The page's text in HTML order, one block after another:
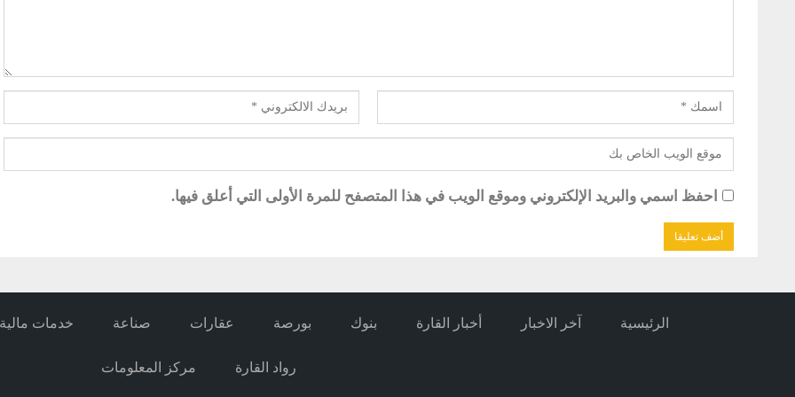
احفظ اسمي والبريد الإلكتروني وموقع الويب في هذا المتصفح للمرة الأولى التي أعلق فيها.
الرئيسية آخر الاخبار أخبار القارة بنوك بورصة عقارات صناعة خدمات مالية
رواد القارة مركز المعلومات